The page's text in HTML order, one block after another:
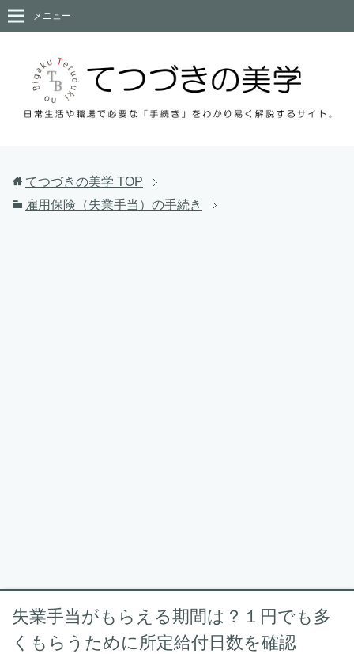
メニュー
てつづきの美学 TOP
雇用保険（失業手当）の手続き
失業手当がもらえる期間は？１円でも多
くもらうために所定給付日数を確認